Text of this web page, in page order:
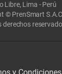
Libre, Lima - Perú
© PrenSmart
derechos